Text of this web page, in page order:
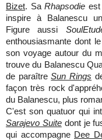
Bizet. Sa Rhapsodie
inspire à Balanescu
Figure aussi
enthousiasmante dont
son voyage autour du
trouve du Balanescu
de paraîtreSun Rings
façon très rock
du Balanescu, plus
C'est son quatuor qui
Sarajevo Suitedont je
qui accompagne Dee